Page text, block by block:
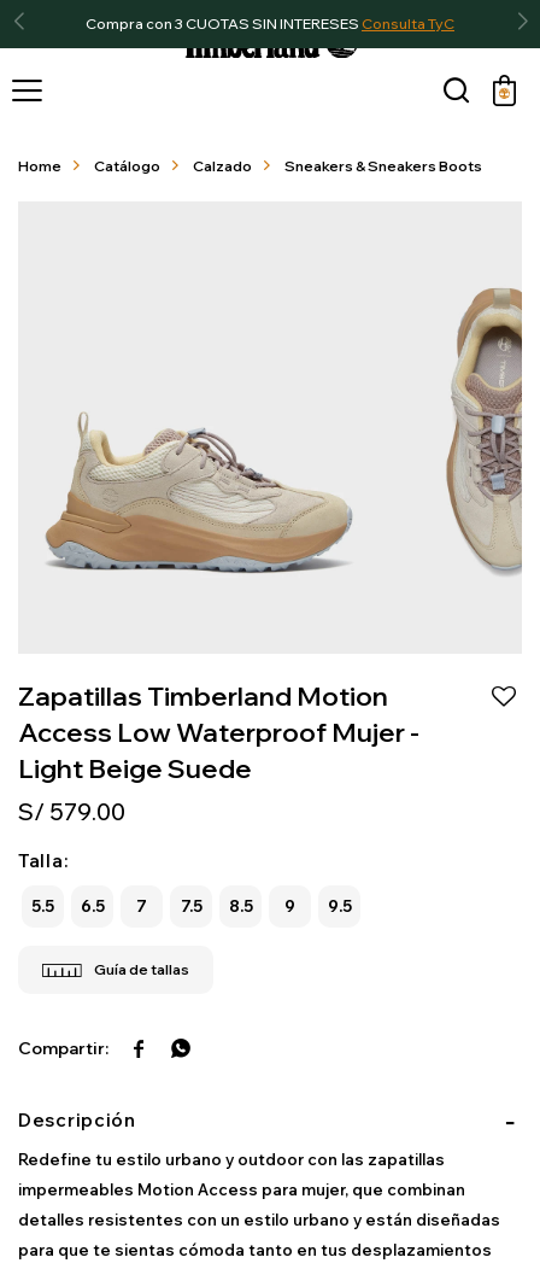
Compra con 3 CUOTAS SIN INTERESES Consulta TyC

Home Catálogo Calzado Sneakers & Sneakers Boots
Zapatillas Timberland Motion
Access Low Waterproof Mujer -
Light Beige Suede
S/ 579.00
Talla:
5.5 6.5 7 7.5 8.5 9 9.5
 
Descripción
Redefine tu estilo urbano y outdoor con las zapatillas
impermeables Motion Access para mujer, que combinan
detalles resistentes con un estilo urbano y están diseñadas
para que te sientas cómoda tanto en tus desplazamientos